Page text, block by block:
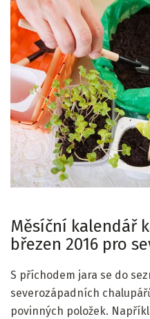
Měsíční kalendář
březen 2016 pro
S příchodem jara se do
severozápadních
povinných položek.